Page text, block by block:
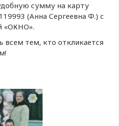
сумму на карту
(Анна Сергеевна Ф.) с
«ОКНО».
всем тем, кто откликается